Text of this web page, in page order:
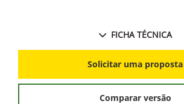
FICHA TÉCNICA
Solicitar uma proposta
Comparar versão